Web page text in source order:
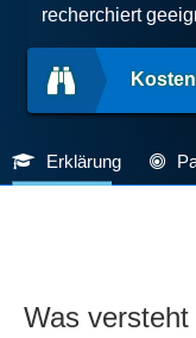
recherchiert
Erklärung
Was